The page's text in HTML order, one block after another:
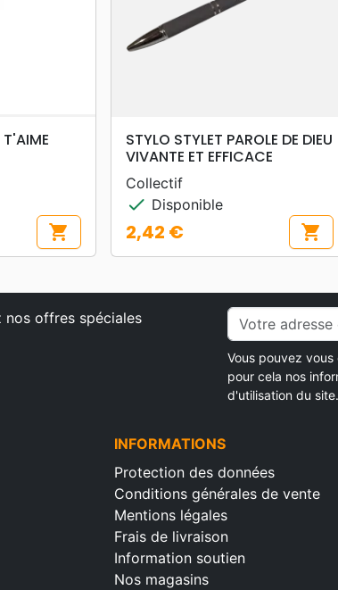
T'AIME
shopping_cart
searchAPERÇU RAPIDE
STYLO STYLET PAROLE DE DIEU
VIVANTE ET EFFICACE
Collectif
check Disponible
Prix
2,42 € shopping_cart
nos offres spéciales
Vous pouvez
pour cela nos
d'utilisation du site.
INFORMATIONS
Protection des données
Conditions générales de vente
Mentions légales
Frais de livraison
Information soutien
Nos magasins